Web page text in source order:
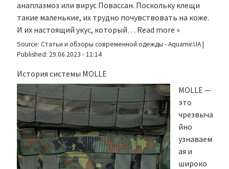
анаплазмоз или вирус Повассан. Поскольку клещи
такие маленькие, их трудно почувствовать на коже.
И их настоящий укус, который… Read more »
Source: Статьи и обзоры современной одежды - Aquamir.UA|
Published: 29.06.2023 - 11:14
История системы MOLLE
MOLLE —
это
чрезвыча
йно
узнаваем
ая и
широко